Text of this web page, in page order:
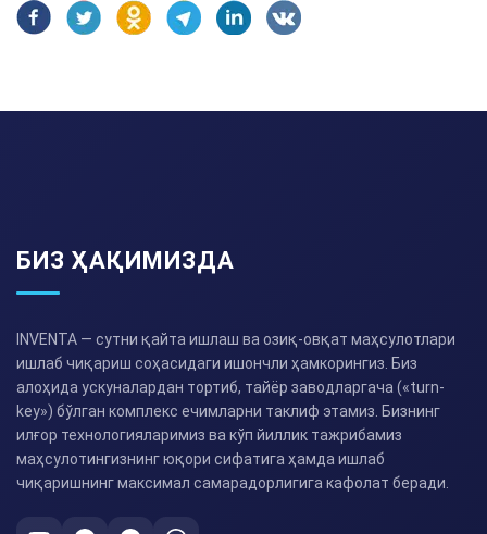
БИЗ ҲАҚИМИЗДА
INVENTA — сутни қайта ишлаш ва озиқ-овқат маҳсулотлари
ишлаб чиқариш соҳасидаги ишончли ҳамкорингиз. Биз
алоҳида ускуналардан тортиб, тайёр заводларгача («turn-
key») бўлган комплекс ечимларни таклиф этамиз. Бизнинг
илғор технологияларимиз ва кўп йиллик тажрибамиз
маҳсулотингизнинг юқори сифатига ҳамда ишлаб
чиқаришнинг максимал самарадорлигига кафолат беради.